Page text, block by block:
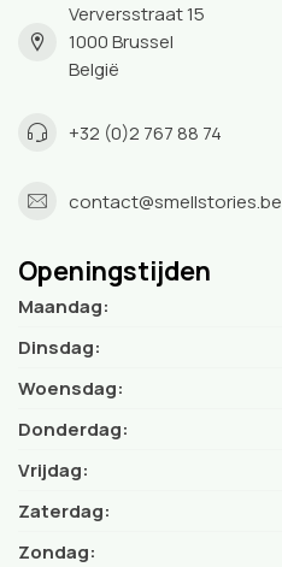
Verversstraat 15
1000 Brussel
België
+32 (0)2 767 88 74
contact@smellstories.be
Openingstijden
Maandag:
Dinsdag:
Woensdag:
Donderdag:
Vrijdag:
Zaterdag:
Zondag: